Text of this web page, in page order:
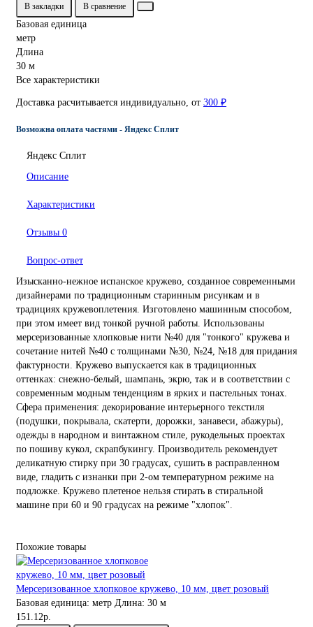
В закладки В сравнение
Базовая единица
метр
Длина
30 м
Все характеристики
Доставка расчитывается индивидуально, от 300 ₽
Возможна оплата частями - Яндекс Сплит
Яндекс Сплит
Описание
Характеристики
Отзывы 0
Вопрос-ответ
Изысканно-нежное испанское кружево, созданное современными
дизайнерами по традиционным старинным рисункам и в
традициях кружевоплетения. Изготовлено машинным способом,
при этом имеет вид тонкой ручной работы. Использованы
мерсеризованные хлопковые нити №40 для "тонкого" кружева и
сочетание нитей №40 с толщинами №30, №24, №18 для придания
фактурности. Кружево выпускается как в традиционных
оттенках: снежно-белый, шампань, экрю, так и в соответствии с
современным модным тенденциям в ярких и пастельных тонах.
Сфера применения: декорирование интерьерного текстиля
(подушки, покрывала, скатерти, дорожки, занавеси, абажуры),
одежды в народном и винтажном стиле, рукодельных проектах
по пошиву кукол, скрапбукингу. Производитель рекомендует
деликатную стирку при 30 градусах, сушить в расправленном
виде, гладить с изнанки при 2-ом температурном режиме на
подложке. Кружево плетеное нельзя стирать в стиральной
машине при 60 и 90 градусах на режиме "хлопок".
Похожие товары
Мерсеризованное хлопковое кружево, 10 мм, цвет розовый
Базовая единица: метр Длина: 30 м
151.12р.